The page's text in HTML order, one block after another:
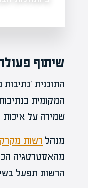
שיתוף
התוכנית
המקומית
שמירה על
מנהל רשות
מהאסטרטגיה
הרשות תפעל